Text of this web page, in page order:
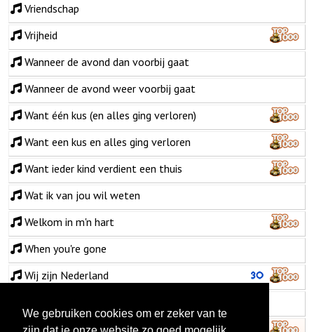
Vriendschap
Vrijheid
Wanneer de avond dan voorbij gaat
Wanneer de avond weer voorbij gaat
Want één kus (en alles ging verloren)
Want een kus en alles ging verloren
Want ieder kind verdient een thuis
Wat ik van jou wil weten
Welkom in m'n hart
When you're gone
Wij zijn Nederland
Zie wel hoe ik thuis kom
We gebruiken cookies om er zeker van te